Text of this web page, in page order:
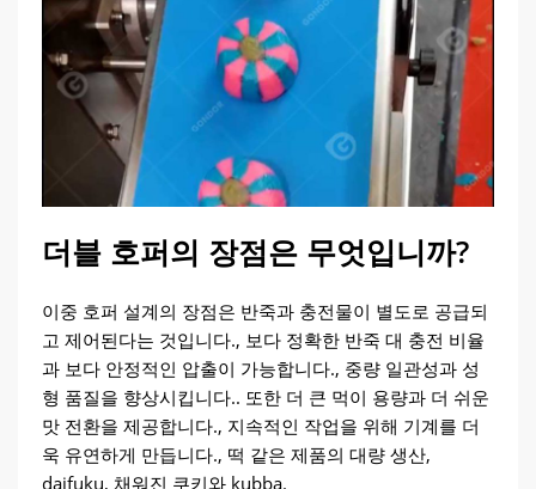
더블 호퍼의 장점은 무엇입니까?
이중 호퍼 설계의 장점은 반죽과 충전물이 별도로 공급되
고 제어된다는 것입니다., 보다 정확한 반죽 대 충전 비율
과 보다 안정적인 압출이 가능합니다., 중량 일관성과 성
형 품질을 향상시킵니다.. 또한 더 큰 먹이 용량과 더 쉬운
맛 전환을 제공합니다., 지속적인 작업을 위해 기계를 더
욱 유연하게 만듭니다., 떡 같은 제품의 대량 생산,
daifuku, 채워진 쿠키와 kubba.